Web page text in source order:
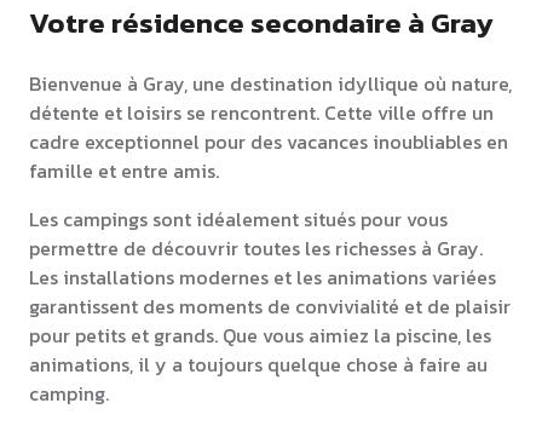
Votre résidence secondaire à Gray
Bienvenue à Gray, une destination idyllique où nature,
détente et loisirs se rencontrent. Cette ville offre un
cadre exceptionnel pour des vacances inoubliables en
famille et entre amis.
Les campings sont idéalement situés pour vous
permettre de découvrir toutes les richesses à Gray.
Les installations modernes et les animations variées
garantissent des moments de convivialité et de plaisir
pour petits et grands. Que vous aimiez la piscine, les
animations, il y a toujours quelque chose à faire au
camping.